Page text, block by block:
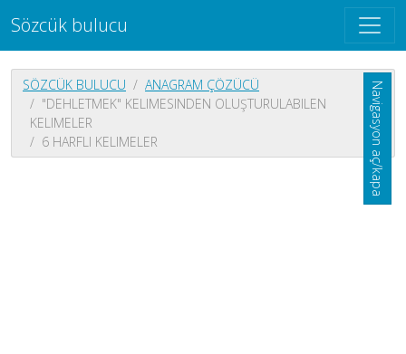
Sözcük bulucu
Navigasyon aç/kapa
SÖZCÜK BULUCU
ANAGRAM ÇÖZÜCÜ
"DEHLETMEK" KELIMESINDEN OLUŞTURULABILEN
KELIMELER
6 HARFLI KELIMELER